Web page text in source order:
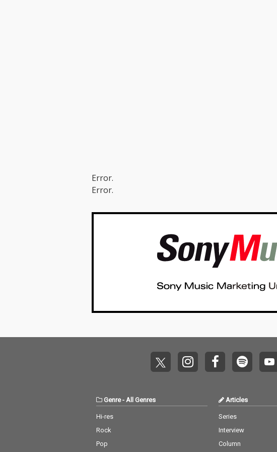
Error.
Error.
Genre- All Genres
Hi-res
Rock
Pop
Articles
Series
Interview
Column